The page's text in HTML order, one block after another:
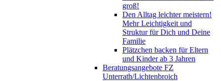
groß!
Den Alltag leichter meistern!
Mehr Leichtigkeit und
Struktur für Dich und Deine
Familie
Plätzchen backen für Eltern
und Kinder ab 3 Jahren
Beratungsangebote FZ
Unterrath/Lichtenbroich